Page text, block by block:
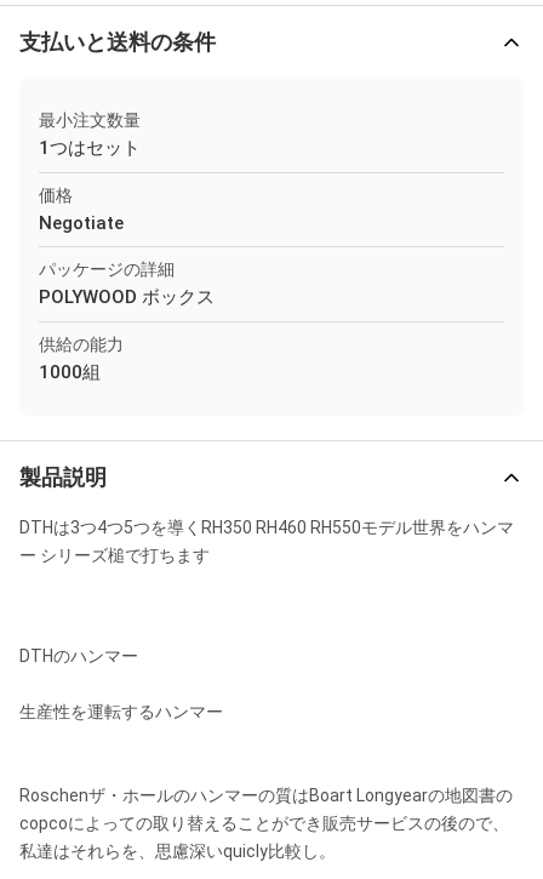
支払いと送料の条件
最小注文数量
1つはセット
価格
Negotiate
パッケージの詳細
POLYWOOD ボックス
供給の能力
1000組
製品説明
DTHは3つ4つ5つを導くRH350 RH460 RH550モデル世界をハンマ
ー シリーズ槌で打ちます
DTHのハンマー
生産性を運転するハンマー
Roschenザ・ホールのハンマーの質はBoart Longyearの地図書の
copcoによっての取り替えることができ販売サービスの後ので、
私達はそれらを、思慮深いquicly比較し。